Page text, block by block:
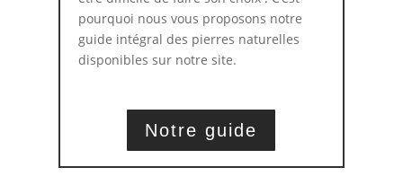
pourquoi nous vous proposons notre
guide intégral des pierres naturelles
disponibles sur notre site.
Notre guide